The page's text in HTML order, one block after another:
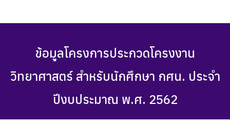
to
ข้อมูลโครงการประกวดโครงงาน
วิทยาศาสตร์ สำหรับนักศึกษา กศน. ประจำ
ปีงบประมาณ พ.ศ. 2562